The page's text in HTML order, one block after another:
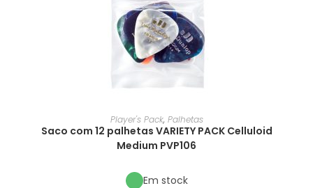
Player's Pack, Palhetas
Saco com 12 palhetas VARIETY PACK Celluloid
Medium PVP106
Em stock